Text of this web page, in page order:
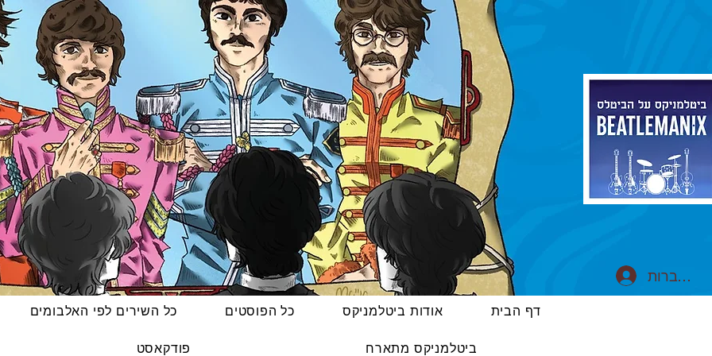
דף הבית אודות ביטלמניקס כל הפוסטים כל השירים לפי האלבומים
ביטלמניקס מתארח פודקאסט